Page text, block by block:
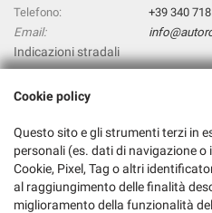
Telefono:
+39 340
Email:
Indicazioni stradali
Autoroen.It Di Giuliano Pezzini
Via Palade 36, Fondo (TN)
C.F/P.IVA: 01845640224
Registro delle imprese:TN
Cookie policy
Questo sito e gli strumenti terzi in
personali (es. dati di navigazione o
Cookie, Pixel, Tag o altri
al raggiungimento delle finalità
miglioramento della funzionalità